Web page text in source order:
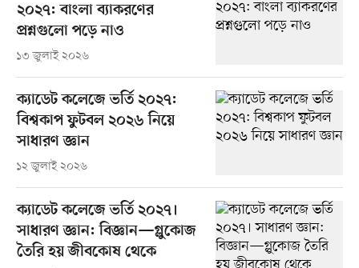
২০২৭: বাংলা ব্যাকরণের
প্রশ্নগুলো পড়ে নাও
১৩ জুলাই ২০২৬
ক্যাডেট কলেজে ভর্তি ২০২৭:
বিশ্বকাপ ফুটবল ২০২৬ নিয়ে
সাধারণ জ্ঞান
১২ জুলাই ২০২৬
ক্যাডেট কলেজে ভর্তি ২০২৭।
সাধারণ জ্ঞান: বিজ্ঞান—গ্লুকোজ
তৈরি হয় জীবকোষ থেকে